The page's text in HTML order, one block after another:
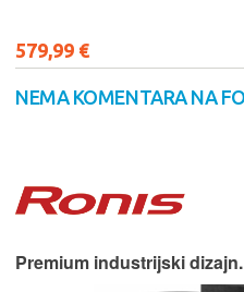
579,99 €
NEMA KOMENTARA NA
Premium industrijski dizajn.